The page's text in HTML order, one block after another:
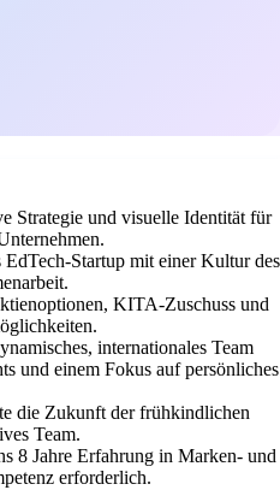
Strategie und visuelle Identität für
EdTech-Startup mit einer Kultur des
KITA-Zuschuss und
internationales Team
und einem Fokus auf persönliches
die Zukunft der frühkindlichen
Team.
8 Jahre Erfahrung in Marken- und
erforderlich.